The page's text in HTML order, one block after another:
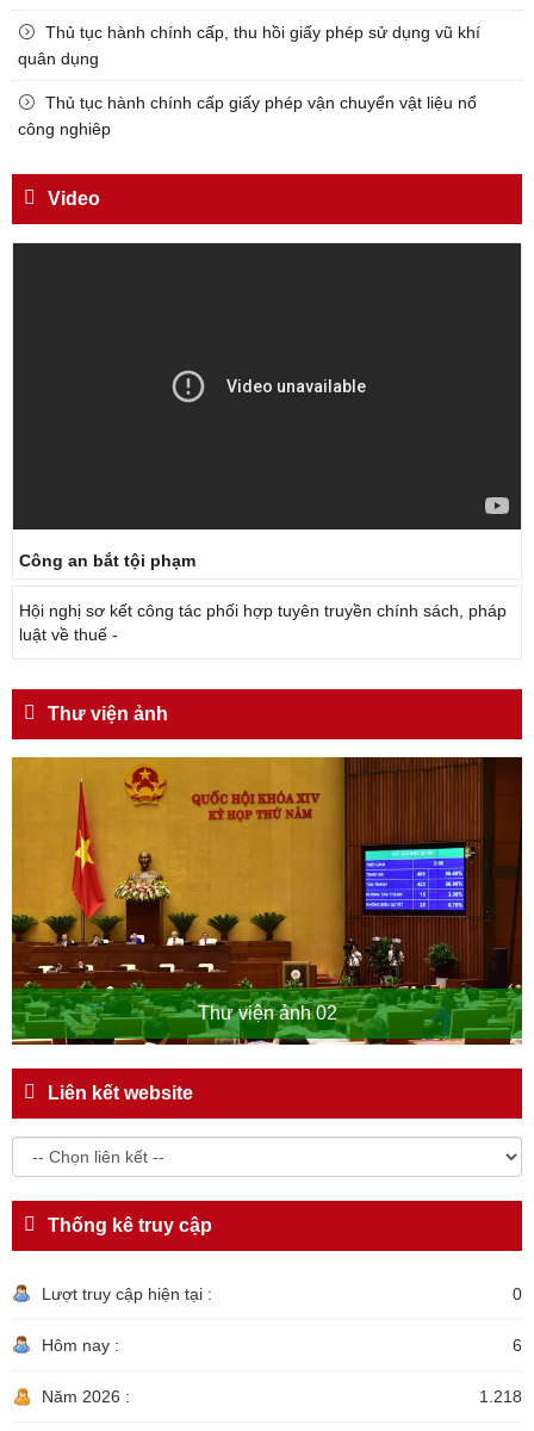
CƯƠNG QUYẾT, KHÔN KHÉO
gửi Công an Khu XII,
ngày 11 tháng 3 năm 1948.
Thủ tục hành chính cấp, thu hồi giấy phép sử dụng vũ khí
quân dụng
Thủ tục hành chính cấp giấy phép vận chuyển vật liệu nổ
công nghiêp
Video
Công an bắt tội phạm
Hội nghị sơ kết công tác phối hợp tuyên truyền chính sách, pháp
luật về thuế -
Thư viện ảnh
Thư viện ảnh 02
Liên kết website
Thống kê truy cập
Lượt truy cập hiện tại : 0
Hôm nay : 6
Năm 2026 : 1.218